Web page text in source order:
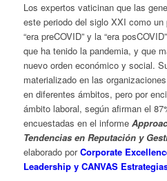
Los expertos vaticinan que las
este periodo del siglo XXI como
“era preCOVID” y la “era
que ha tenido la pandemia, y que
nuevo orden económico y social.
materializado en las
en diferentes ámbitos, pero por
ámbito laboral, según afirman el
encuestadas en el informe
Tendencias en Reputación y
elaborado por Corporate
Leadership y CANVAS